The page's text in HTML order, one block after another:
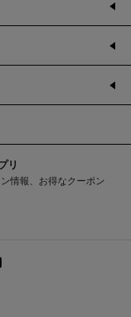
リ
情報、お得なクーポン